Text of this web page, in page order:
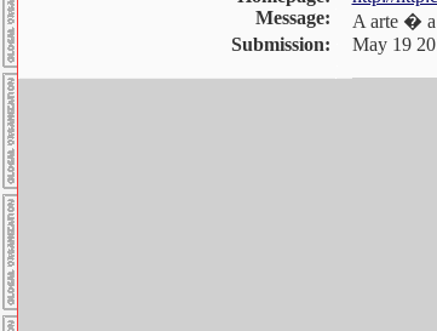
Message:
A arte � a
Submission:
May 19